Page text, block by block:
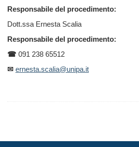
Responsabile del procedimento:
Dott.ssa Ernesta Scalia
Responsabile del procedimento:
☎ 091 238 65512
✉ ernesta.scalia@unipa.it